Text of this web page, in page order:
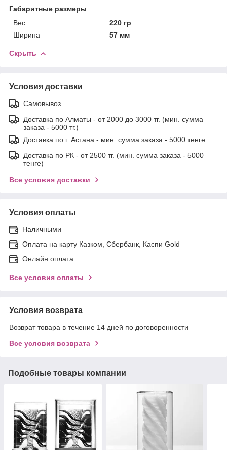
Габаритные размеры
Вес
220 гр
Ширина
57 мм
Скрыть
Условия доставки
Самовывоз
Доставка по Алматы - от 2000 до 3000 тг. (мин. сумма
заказа - 5000 тг.)
Доставка по г. Астана - мин. сумма заказа - 5000 тенге
Доставка по РК - от 2500 тг. (мин. сумма заказа - 5000
тенге)
Все условия доставки
Условия оплаты
Наличными
Оплата на карту Казком, Сбербанк, Каспи Gold
Онлайн оплата
Все условия оплаты
Условия возврата
Возврат товара в течение 14 дней по договоренности
Все условия возврата
Подобные товары компании